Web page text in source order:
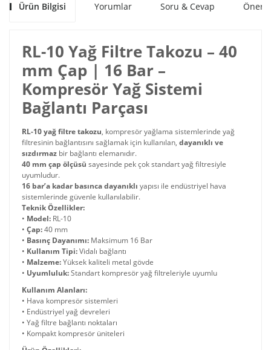
Ürün Bilgisi Yorumlar Soru & Cevap
RL-10 Yağ Filtre Takozu – 40
mm Çap | 16 Bar –
Kompresör Yağ Sistemi
Bağlantı Parçası
RL-10 yağ filtre takozu, kompresör yağlama sistemlerinde yağ
filtresinin bağlantısını sağlamak için kullanılan, dayanıklı ve
sızdırmaz bir bağlantı elemanıdır.
40 mm çap ölçüsü sayesinde pek çok standart yağ filtresiyle
uyumludur.
16 bar’a kadar basınca dayanıklı yapısı ile endüstriyel hava
sistemlerinde güvenle kullanılabilir.
Teknik Özellikler:
• Model: RL-10
• Çap:40 mm
• Basınç Dayanımı: Maksimum 16 Bar
• Kullanım Tipi:Vidalı bağlantı
• Malzeme:Yüksek kaliteli metal gövde
• Uyumluluk:Standart kompresör yağ filtreleriyle uyumlu
Kullanım Alanları:
• Hava kompresör sistemleri
• Endüstriyel yağ devreleri
• Yağ filtre bağlantı noktaları
• Kompakt kompresör üniteleri